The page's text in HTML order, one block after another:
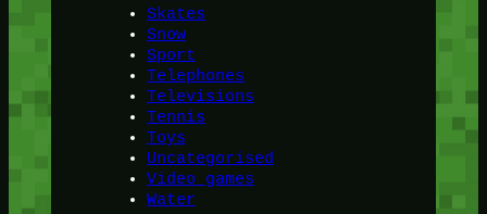
Skates
Snow
Sport
Telephones
Televisions
Tennis
Toys
Uncategorised
Video games
Water